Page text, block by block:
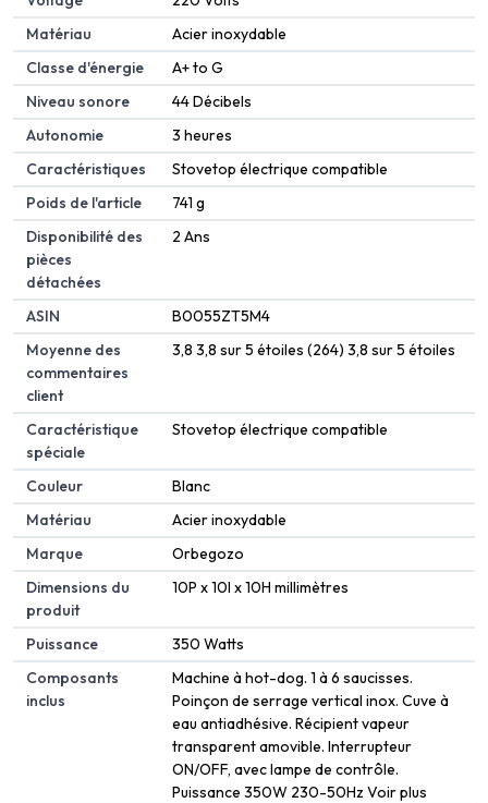
Matériau
‎Acier inoxydable
Classe d'énergie
‎A+ to G
Niveau sonore
‎44 Décibels
Autonomie
‎3 heures
Caractéristiques
‎Stovetop électrique compatible
Poids de l'article
‎741 g
Disponibilité des
pièces
détachées
‎2 Ans
ASIN
B0055ZT5M4
Moyenne des
commentaires
client
3,8 3,8 sur 5 étoiles (264) 3,8 sur 5 étoiles
Caractéristique
spéciale
Stovetop électrique compatible
Couleur
Blanc
Matériau
Acier inoxydable
Marque
Orbegozo
Dimensions du
produit
10P x 10l x 10H millimètres
Puissance
350 Watts
Composants
inclus
Machine à hot-dog. 1 à 6 saucisses.
Poinçon de serrage vertical inox. Cuve à
eau antiadhésive. Récipient vapeur
transparent amovible. Interrupteur
ON/OFF, avec lampe de contrôle.
Puissance 350W 230-50Hz Voir plus